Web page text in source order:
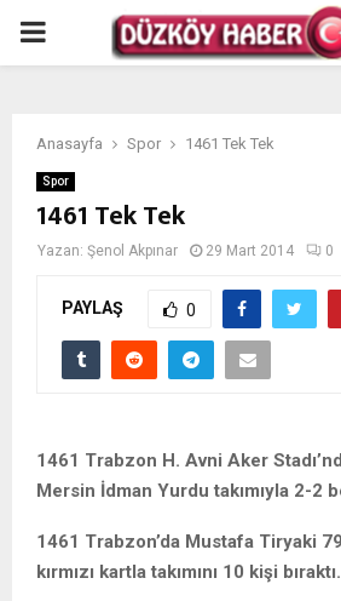
PRIMARY
Anasayfa Spor 1461 Tek Tek
Spor
1461 Tek Tek
Yazan: Şenol Akpınar 29 Mart 2014 0
PAYLAŞ 0
1461 Trabzon H. Avni Aker
Mersin İdman Yurdu takımıyla 2-2
1461 Trabzon’da Mustafa Tiryaki
kırmızı kartla takımını 10 kişi bıraktı.